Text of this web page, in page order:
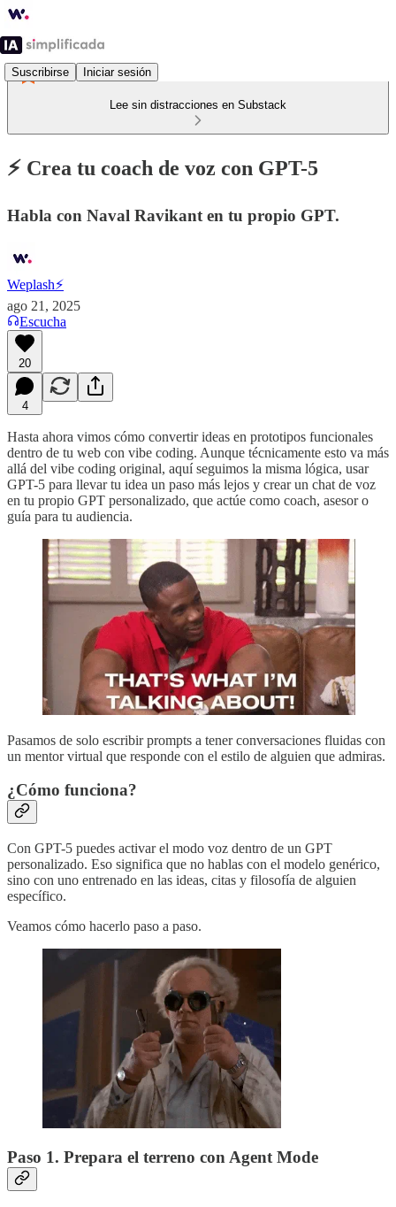
Suscribirse Iniciar sesión
Lee sin distracciones en Substack
⚡️ Crea tu coach de voz con GPT-5
Habla con Naval Ravikant en tu propio GPT.
Weplash⚡️
ago 21, 2025
Escucha
20
4
Hasta ahora vimos cómo convertir ideas en prototipos funcionales
dentro de tu web con vibe coding. Aunque técnicamente esto va más
allá del vibe coding original, aquí seguimos la misma lógica, usar
GPT-5 para llevar tu idea un paso más lejos y crear un chat de voz
en tu propio GPT personalizado, que actúe como coach, asesor o
guía para tu audiencia.
Pasamos de solo escribir prompts a tener conversaciones fluidas con
un mentor virtual que responde con el estilo de alguien que admiras.
¿Cómo funciona?
Con GPT-5 puedes activar el modo voz dentro de un GPT
personalizado. Eso significa que no hablas con el modelo genérico,
sino con uno entrenado en las ideas, citas y filosofía de alguien
específico.
Veamos cómo hacerlo paso a paso.
Paso 1. Prepara el terreno con Agent Mode